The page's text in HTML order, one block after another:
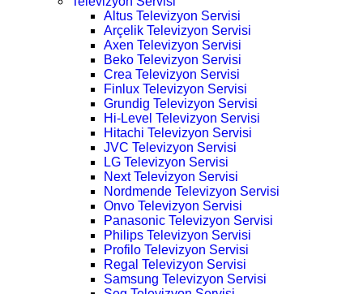
Altus Televizyon Servisi
Arçelik Televizyon Servisi
Axen Televizyon Servisi
Beko Televizyon Servisi
Crea Televizyon Servisi
Finlux Televizyon Servisi
Grundig Televizyon Servisi
Hi-Level Televizyon Servisi
Hitachi Televizyon Servisi
JVC Televizyon Servisi
LG Televizyon Servisi
Next Televizyon Servisi
Nordmende Televizyon Servisi
Onvo Televizyon Servisi
Panasonic Televizyon Servisi
Philips Televizyon Servisi
Profilo Televizyon Servisi
Regal Televizyon Servisi
Samsung Televizyon Servisi